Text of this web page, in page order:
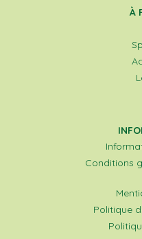
À
Conditions
Politique